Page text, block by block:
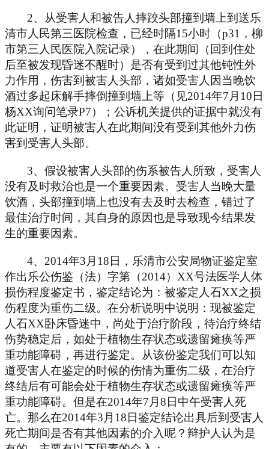
2、从受害人和被告人摔跤头部撞到墙上到送乐
清市人民第三医院检查，已经时隔15小时（p31 ，柳
市第三人民医院入院记录），在此期间（回到住处
后至被发现昏迷不醒时）是否有受到过其他钝性外
力作用，伤害到被害人头部，诸如受害人因当晚饮
酒过多起床解手摔倒撞到墙上等（见2014年7 月 10日
杨XX询问笔录P7）；公诉机关提供的证据中就没有
此证明，证明被害人在此期间没有受到其他外力伤
害到受害人头部。
3、假设被害人头部的伤系被告人所致，受害人
没有及时救治也是一个重要因素。受害人当晚大量
饮酒，头部撞到墙上也没有去及时去检查，错过了
最佳治疗时间，其自身的原因也是导致现今结果发
生的重要因素。
4、 2014年3 月 18日，乐清市公安局物证鉴定室
作出乐公伤鉴（法）字第（2014） XX号法医学人体
损伤程度鉴定书，鉴定结论为：被鉴定人石XX之损
伤程度为重伤二级。在分析说明中说明：现被鉴定
人石XX卧床昏迷中，尚处于治疗阶段，待治疗终结
伤势稳定后，如处于植物生存状态或遗留瘫痪等严
重功能障碍，再进行鉴定。从该份鉴定我们可以知
道受害人在鉴定的时候的伤情为重伤二级，在治疗
终结后有可能会处于植物生存状态或遗留瘫痪等严
重功能障碍。但是在2014年7 月8日中午受害人死
亡。那么在2014年3 月 18日鉴定结论出具后到受害人
死亡期间是否有其他因素的介入呢？辩护人认为是